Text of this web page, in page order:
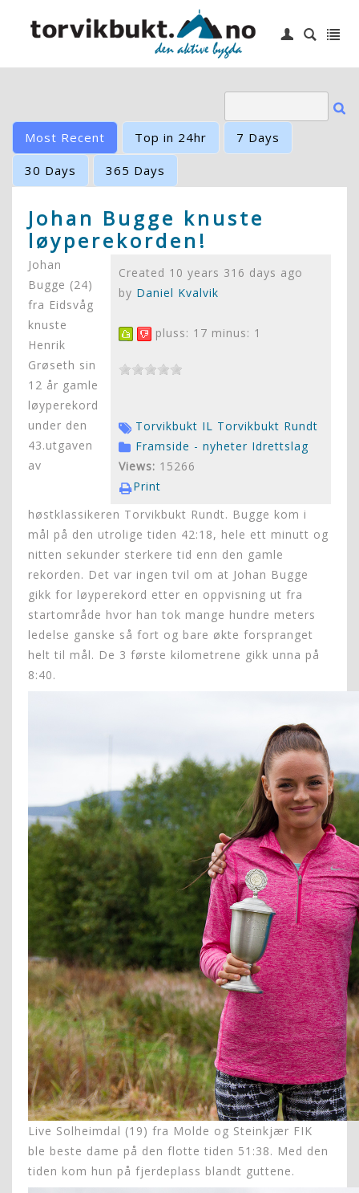
Login
Idrettslag
Småbåthavn
Kontakt oss
Most Recent Top in 24hr 7 Days
30 Days 365 Days
Johan Bugge knuste
løyperekorden!
Created 10 years 316 days ago
by Daniel Kvalvik
pluss: 17 minus: 1
Torvikbukt IL Torvikbukt Rundt
Framside - nyheter Idrettslag
Views: 15266
Print
Johan
Bugge (24)
fra Eidsvåg
knuste
Henrik
Grøseth sin
12 år gamle
løyperekord
under den
43.utgaven
av
høstklassikeren Torvikbukt Rundt. Bugge kom i
mål på den utrolige tiden 42:18, hele ett minutt og
nitten sekunder sterkere tid enn den gamle
rekorden. Det var ingen tvil om at Johan Bugge
gikk for løyperekord etter en oppvisning ut fra
startområde hvor han tok mange hundre meters
ledelse ganske så fort og bare økte forspranget
helt til mål. De 3 første kilometrene gikk unna på
8:40.
Live Solheimdal (19) fra Molde og Steinkjær FIK
ble beste dame på den flotte tiden 51:38. Med den
tiden kom hun på fjerdeplass blandt guttene.